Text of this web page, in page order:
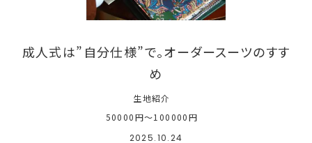
成人式は”自分仕様”で。オーダースーツのすす
め
生地紹介
50000円～100000円
2025.10.24